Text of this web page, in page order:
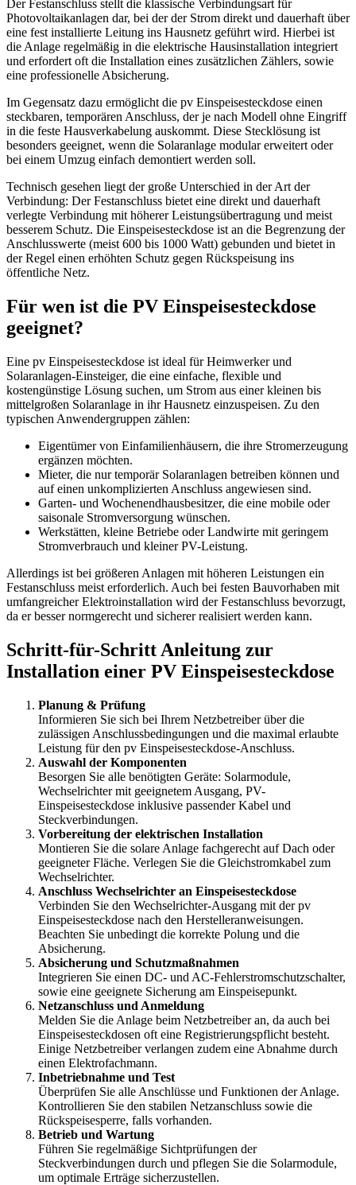
Der Festanschluss stellt die klassische Verbindungsart für
Photovoltaikanlagen dar, bei der der Strom direkt und dauerhaft über
eine fest installierte Leitung ins Hausnetz geführt wird. Hierbei ist
die Anlage regelmäßig in die elektrische Hausinstallation integriert
und erfordert oft die Installation eines zusätzlichen Zählers, sowie
eine professionelle Absicherung.
Im Gegensatz dazu ermöglicht die pv Einspeisesteckdose einen
steckbaren, temporären Anschluss, der je nach Modell ohne Eingriff
in die feste Hausverkabelung auskommt. Diese Stecklösung ist
besonders geeignet, wenn die Solaranlage modular erweitert oder
bei einem Umzug einfach demontiert werden soll.
Technisch gesehen liegt der große Unterschied in der Art der
Verbindung: Der Festanschluss bietet eine direkt und dauerhaft
verlegte Verbindung mit höherer Leistungsübertragung und meist
besserem Schutz. Die Einspeisesteckdose ist an die Begrenzung der
Anschlusswerte (meist 600 bis 1000 Watt) gebunden und bietet in
der Regel einen erhöhten Schutz gegen Rückspeisung ins
öffentliche Netz.
Für wen ist die PV Einspeisesteckdose
geeignet?
Eine pv Einspeisesteckdose ist ideal für Heimwerker und
Solaranlagen-Einsteiger, die eine einfache, flexible und
kostengünstige Lösung suchen, um Strom aus einer kleinen bis
mittelgroßen Solaranlage in ihr Hausnetz einzuspeisen. Zu den
typischen Anwendergruppen zählen:
Eigentümer von Einfamilienhäusern, die ihre Stromerzeugung
ergänzen möchten.
Mieter, die nur temporär Solaranlagen betreiben können und
auf einen unkomplizierten Anschluss angewiesen sind.
Garten- und Wochenendhausbesitzer, die eine mobile oder
saisonale Stromversorgung wünschen.
Werkstätten, kleine Betriebe oder Landwirte mit geringem
Stromverbrauch und kleiner PV-Leistung.
Allerdings ist bei größeren Anlagen mit höheren Leistungen ein
Festanschluss meist erforderlich. Auch bei festen Bauvorhaben mit
umfangreicher Elektroinstallation wird der Festanschluss bevorzugt,
da er besser normgerecht und sicherer realisiert werden kann.
Schritt-für-Schritt Anleitung zur
Installation einer PV Einspeisesteckdose
Planung & Prüfung
Informieren Sie sich bei Ihrem Netzbetreiber über die
zulässigen Anschlussbedingungen und die maximal erlaubte
Leistung für den pv Einspeisesteckdose-Anschluss.
Auswahl der Komponenten
Besorgen Sie alle benötigten Geräte: Solarmodule,
Wechselrichter mit geeignetem Ausgang, PV-
Einspeisesteckdose inklusive passender Kabel und
Steckverbindungen.
Vorbereitung der elektrischen Installation
Montieren Sie die solare Anlage fachgerecht auf Dach oder
geeigneter Fläche. Verlegen Sie die Gleichstromkabel zum
Wechselrichter.
Anschluss Wechselrichter an Einspeisesteckdose
Verbinden Sie den Wechselrichter-Ausgang mit der pv
Einspeisesteckdose nach den Herstelleranweisungen.
Beachten Sie unbedingt die korrekte Polung und die
Absicherung.
Absicherung und Schutzmaßnahmen
Integrieren Sie einen DC- und AC-Fehlerstromschutzschalter,
sowie eine geeignete Sicherung am Einspeisepunkt.
Netzanschluss und Anmeldung
Melden Sie die Anlage beim Netzbetreiber an, da auch bei
Einspeisesteckdosen oft eine Registrierungspflicht besteht.
Einige Netzbetreiber verlangen zudem eine Abnahme durch
einen Elektrofachmann.
Inbetriebnahme und Test
Überprüfen Sie alle Anschlüsse und Funktionen der Anlage.
Kontrollieren Sie den stabilen Netzanschluss sowie die
Rückspeisesperre, falls vorhanden.
Betrieb und Wartung
Führen Sie regelmäßige Sichtprüfungen der
Steckverbindungen durch und pflegen Sie die Solarmodule,
um optimale Erträge sicherzustellen.